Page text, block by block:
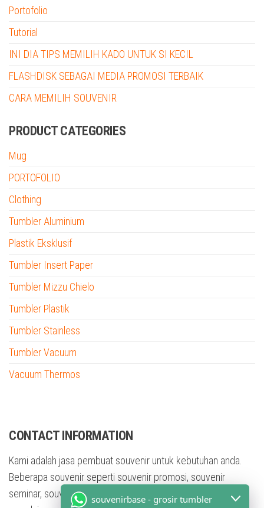
Portofolio
Tutorial
INI DIA TIPS MEMILIH KADO UNTUK SI KECIL
FLASHDISK SEBAGAI MEDIA PROMOSI TERBAIK
CARA MEMILIH SOUVENIR
PRODUCT CATEGORIES
Mug
PORTOFOLIO
Clothing
Tumbler Aluminium
Plastik Eksklusif
Tumbler Insert Paper
Tumbler Mizzu Chielo
Tumbler Plastik
Tumbler Stainless
Tumbler Vacuum
Vacuum Thermos
CONTACT INFORMATION
Kami adalah jasa pembuat souvenir untuk kebutuhan anda.
Beberapa souvenir seperti souvenir promosi, souvenir
seminar, souvenir training, souvenir pesta, dan masih banyak
souvenirbase - grosir tumbler